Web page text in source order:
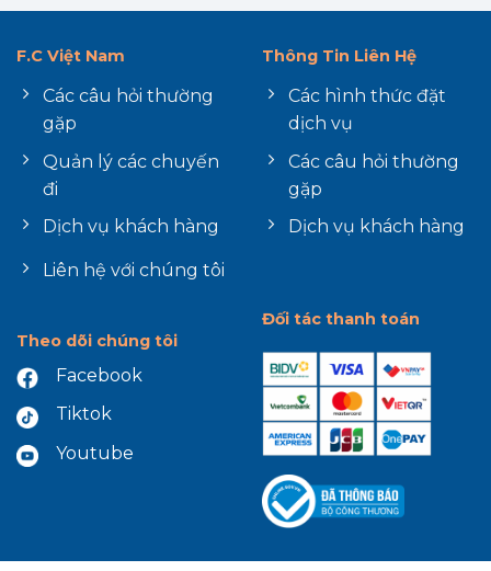
F.C Việt Nam
Các câu hỏi thường
gặp
Quản lý các chuyến
đi
Dịch vụ khách hàng
Liên hệ với chúng tôi
Thông Tin Liên Hệ
Các hình thức đặt
dịch vụ
Các câu hỏi thường
gặp
Dịch vụ khách hàng
Theo dõi chúng tôi
Facebook
Tiktok
Youtube
Đối tác thanh toán